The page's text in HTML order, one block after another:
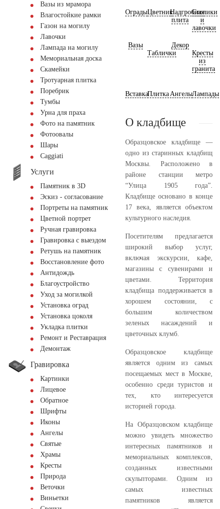
Вазы из мрамора
Влагостойкие рамки
Газон на могилу
Лавочки
Лампада на могилу
Мемориальная доска
Скамейки
Тротуарная плитка
Поребрик
Тумбы
Урна для праха
Фото на памятник
Фотоовалы
Шары
Сaggiati
Услуги
Памятник в 3D
Эскиз - согласование
Портреты на памятник
Цветной портрет
Ручная гравировка
Гравировка с выездом
Ретушь на памятник
Восстановление фото
Антидождь
Благоустройство
Уход за могилкой
Установка оград
Установка цоколя
Укладка плитки
Ремонт и Реставрация
Демонтаж
Гравировка
Картинки
Лицевое
Обратное
Шрифты
Иконы
Ангелы
Святые
Храмы
Кресты
Природа
Веточки
Виньетки
ОградыЦветникНадгробная
плита
Столики
и
лавочки
Вазы
Таблички
Декор
Кресты
из
гранита
ВставкаПлитка АнгелыЛампады
О кладбище
Образцовское кладбище —
одно из старинных кладбищ
Москвы. Расположено в
районе станции метро
“Улица 1905 года”.
Кладбище основано в конце
17 века, является объектом
культурного наследия.
Посетителям предлагается
широкий выбор услуг,
включая экскурсии, кафе,
магазины с сувенирами и
цветами. Территория
кладбища поддерживается в
хорошем состоянии, с
большим количеством
зеленых насаждений и
цветочных клумб.
Образцовское кладбище
является одним из самых
посещаемых мест в Москве,
особенно среди туристов и
тех, кто интересуется
историей города.
На Образцовском кладбище
можно увидеть множество
интересных памятников и
мемориальных комплексов,
созданных известными
скульпторами. Одним из
самых известных
памятников является